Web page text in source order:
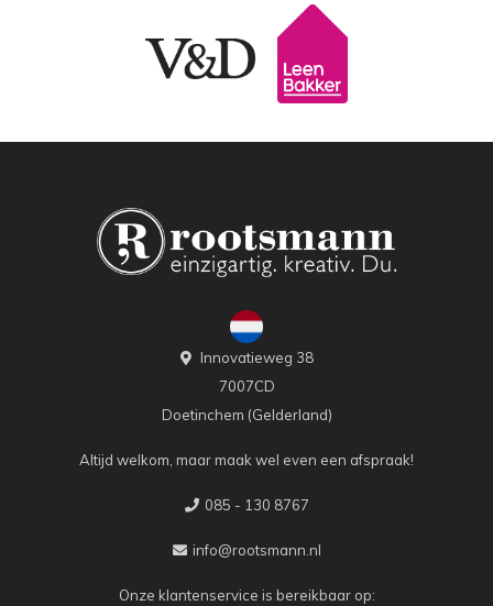
Innovatieweg 38
7007CD
Doetinchem (Gelderland)
Altijd welkom, maar maak wel even een afspraak!
085 - 130 8767
info@rootsmann.nl
Onze klantenservice is bereikbaar op: